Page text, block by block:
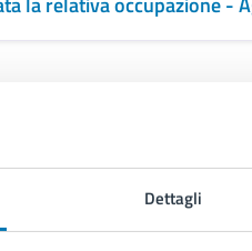
Dettagli